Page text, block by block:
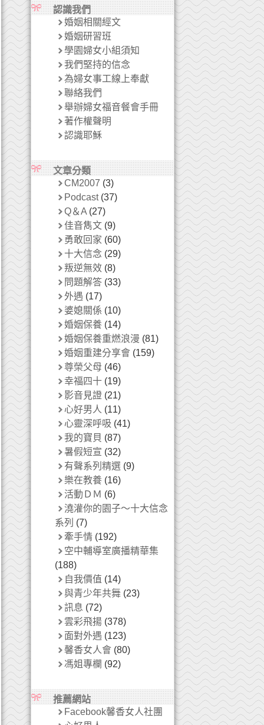
認識我們
婚姻相關經文
婚姻研習班
學園婦女小組須知
我們堅持的信念
為婦女事工線上奉獻
聯絡我們
舉辦婦女福音餐會手冊
著作權聲明
認識耶穌
文章分類
CM2007 (3)
Podcast(37)
Q＆A(27)
佳音雋文(9)
勇敢回家 (60)
十大信念 (29)
叛逆無效(8)
問題解答(33)
外遇 (17)
婆媳關係 (10)
婚姻保養(14)
婚姻保養重燃浪漫 (81)
婚姻重建分享會(159)
尊榮父母 (46)
幸福四十(19)
影音見證(21)
心好男人 (11)
心靈深呼吸 (41)
我的寶貝 (87)
暑假短宣 (32)
有聲系列精選(9)
樂在教養(16)
活動ＤＭ (6)
澆灌你的園子～十大信念
系列 (7)
牽手情(192)
空中輔導室廣播精華集
(188)
自我價值 (14)
與青少年共舞(23)
訊息 (72)
雲彩飛揚(378)
面對外遇 (123)
馨香女人會(80)
馮姐專欄 (92)
推薦網站
Facebook馨香女人社團